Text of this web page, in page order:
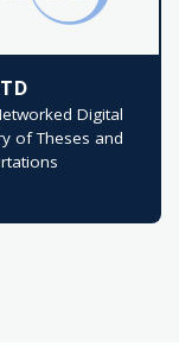
Digital
of Theses and